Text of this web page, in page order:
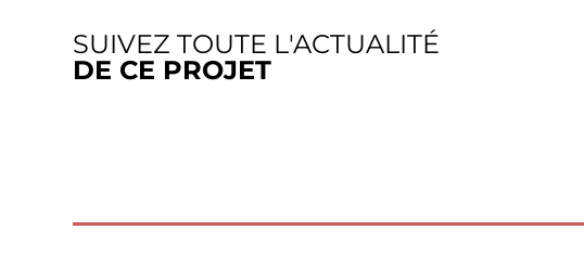
SUIVEZ TOUTE L'ACTUALITÉ
DE CE PROJET